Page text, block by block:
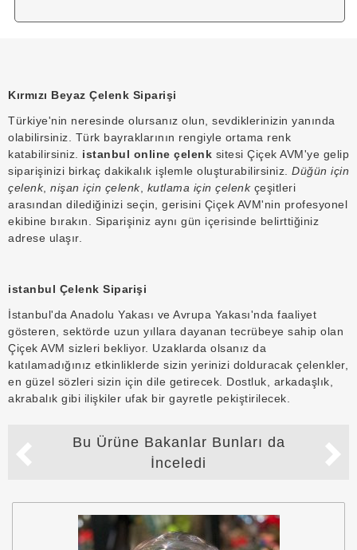
Kırmızı Beyaz Çelenk Siparişi
Türkiye'nin neresinde olursanız olun, sevdiklerinizin yanında
olabilirsiniz. Türk bayraklarının rengiyle ortama renk
katabilirsiniz. istanbul online çelenk sitesi Çiçek AVM'ye gelip
siparişinizi birkaç dakikalık işlemle oluşturabilirsiniz. Düğün için
çelenk, nişan için çelenk, kutlama için çelenkçeşitleri
arasından dilediğinizi seçin, gerisini Çiçek AVM'nin profesyonel
ekibine bırakın. Siparişiniz aynı gün içerisinde belirttiğiniz
adrese ulaşır.
istanbul Çelenk Siparişi
İstanbul'da Anadolu Yakası ve Avrupa Yakası'nda faaliyet
gösteren, sektörde uzun yıllara dayanan tecrübeye sahip olan
Çiçek AVM sizleri bekliyor. Uzaklarda olsanız da
katılamadığınız etkinliklerde sizin yerinizi dolduracak çelenkler,
en güzel sözleri sizin için dile getirecek. Dostluk, arkadaşlık,
akrabalık gibi ilişkiler ufak bir gayretle pekiştirilecek.
Bu Ürüne Bakanlar Bunları da
İnceledi